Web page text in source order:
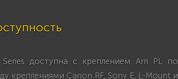
доступна с креплением Arri PL по
Canon RF, Sony E, L-Mount и